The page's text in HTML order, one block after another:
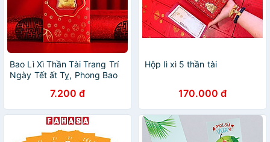
Bao Lì Xì Thần Tài Trang Trí
Ngày Tết ất Tỵ, Phong Bao
Tài Mạ Vàng Quà Tặng Tết
Nguyên Đán
7.200 đ
Hộp lì xì 5 thần tài
170.000 đ